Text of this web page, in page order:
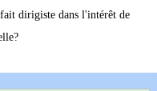
dirigiste dans l'intérêt de